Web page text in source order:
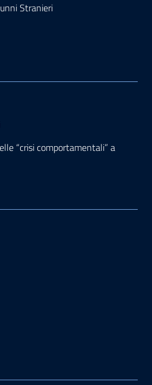
Stranieri
“crisi comportamentali” a